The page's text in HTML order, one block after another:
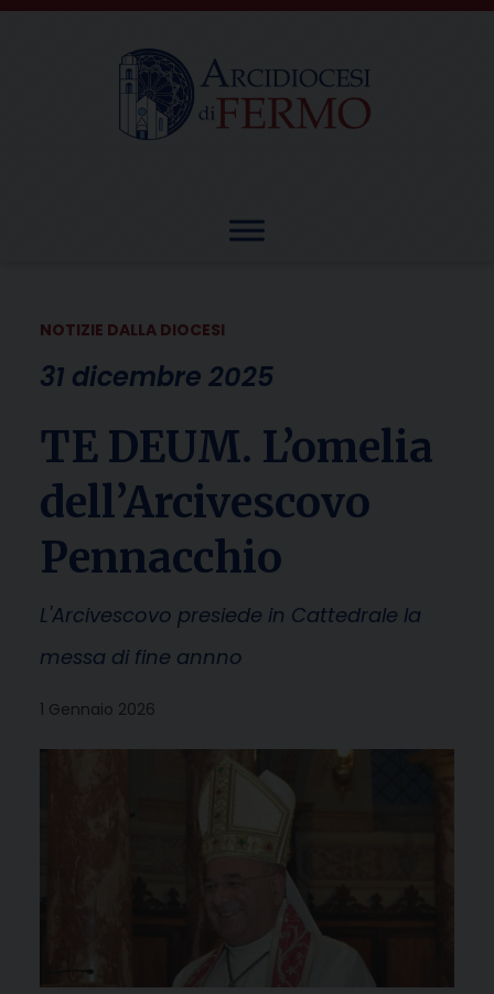
Skip
NOTIZIE DALLA DIOCESI
31 dicembre 2025
TE DEUM. L’omelia
dell’Arcivescovo
Pennacchio
L'Arcivescovo presiede in Cattedrale la
messa di fine annno
1 Gennaio 2026